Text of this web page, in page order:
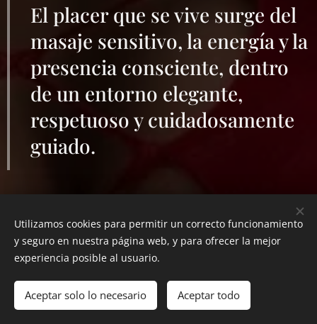
El placer que se vive surge del
masaje sensitivo, la energía y la
presencia consciente, dentro
de un entorno elegante,
respetuoso y cuidadosamente
guiado.
Aqui te
Presentamos
Utilizamos cookies para permitir un correcto funcionamiento
y seguro en nuestra página web, y para ofrecer la mejor
experiencia posible al usuario.
Aceptar solo lo necesario Aceptar todo